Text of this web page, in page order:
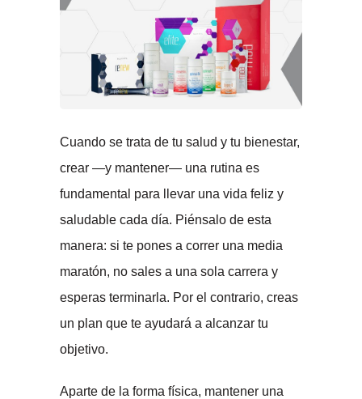
Cuando se trata de tu salud y tu bienestar,
crear —y mantener— una rutina es
fundamental para llevar una vida feliz y
saludable cada día. Piénsalo de esta
manera: si te pones a correr una media
maratón, no sales a una sola carrera y
esperas terminarla. Por el contrario, creas
un plan que te ayudará a alcanzar tu
objetivo.
Aparte de la forma física, mantener una